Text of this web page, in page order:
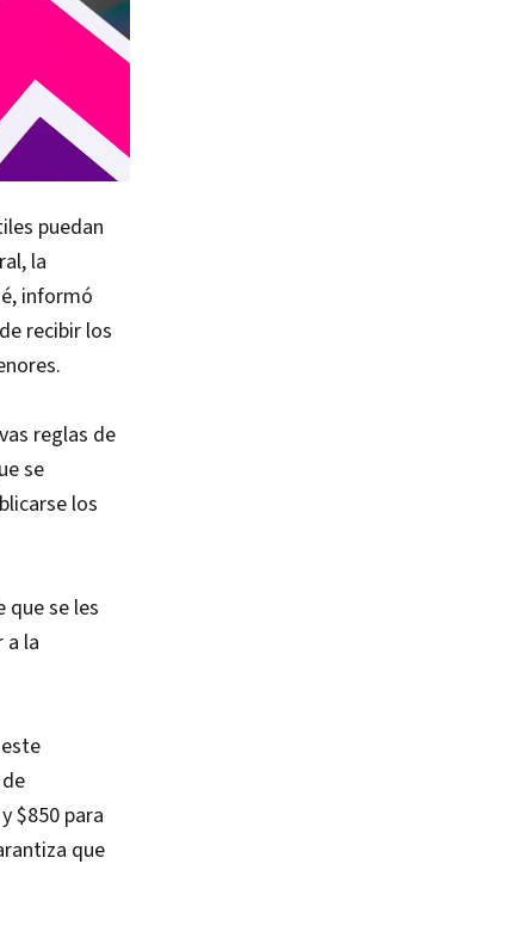
puedan
la
informó
recibir los
reglas de
se
los
que se les
a la
$850 para
que